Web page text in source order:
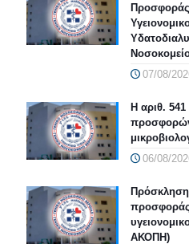
Προσφοράς
07/08/
Η αριθ.
προσφορών
06/08/
προσφοράς
ΑΚΟΠΗ)